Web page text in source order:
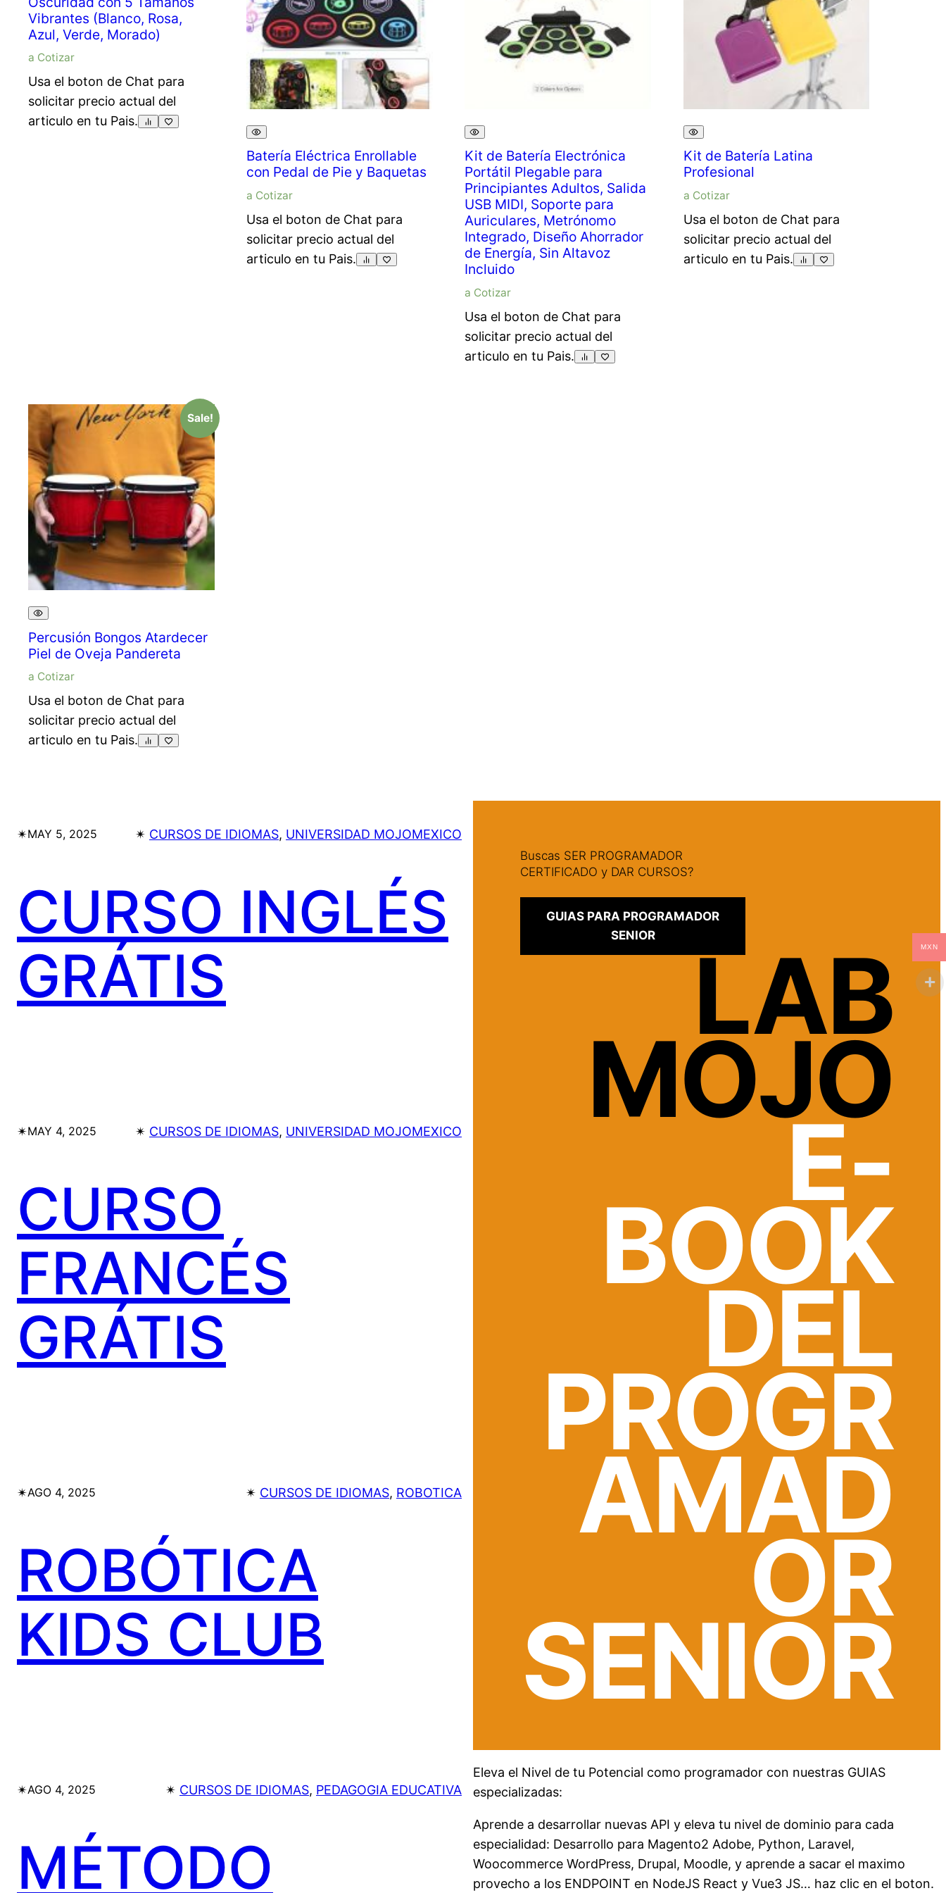
Vibrantes (Blanco, Rosa,
Azul, Verde, Morado)
a Cotizar
Usa el boton de Chat para
solicitar precio actual del
articulo en tu Pais.
Batería Eléctrica Enrollable
con Pedal de Pie y Baquetas
a Cotizar
Usa el boton de Chat para
solicitar precio actual del
articulo en tu Pais.
Kit de Batería Electrónica
Portátil Plegable para
Principiantes Adultos, Salida
USB MIDI, Soporte para
Auriculares, Metrónomo
Integrado, Diseño Ahorrador
de Energía, Sin Altavoz
Incluido
a Cotizar
Usa el boton de Chat para
solicitar precio actual del
articulo en tu Pais.
Kit de Batería Latina
Profesional
a Cotizar
Usa el boton de Chat para
solicitar precio actual del
articulo en tu Pais.
Sale!
Percusión Bongos Atardecer
Piel de Oveja Pandereta
a Cotizar
Usa el boton de Chat para
solicitar precio actual del
articulo en tu Pais.
✴︎MAY 5, 2025 ✴︎ CURSOS DE IDIOMAS, UNIVERSIDAD MOJOMEXICO
CURSO INGLÉS
GRÁTIS
✴︎MAY 4, 2025 ✴︎ CURSOS DE IDIOMAS, UNIVERSIDAD MOJOMEXICO
CURSO
FRANCÉS
GRÁTIS
✴︎AGO 4, 2025 ✴︎ CURSOS DE IDIOMAS, ROBOTICA
ROBÓTICA
KIDS CLUB
✴︎AGO 4, 2025 ✴︎ CURSOS DE IDIOMAS, PEDAGOGIA EDUCATIVA
MÉTODO
Buscas SER PROGRAMADOR
CERTIFICADO y DAR CURSOS?
GUIAS PARA PROGRAMADOR
SENIOR
LAB
MOJO
E-
BOOK
DEL
PROGR
AMAD
OR
SENIOR
Eleva el Nivel de tu Potencial como programador con nuestras GUIAS
especializadas:
Aprende a desarrollar nuevas API y eleva tu nivel de dominio para cada
especialidad: Desarrollo para Magento2 Adobe, Python, Laravel,
Woocommerce WordPress, Drupal, Moodle, y aprende a sacar el maximo
provecho a los ENDPOINT en NodeJS React y Vue3 JS… haz clic en el boton.
MXN